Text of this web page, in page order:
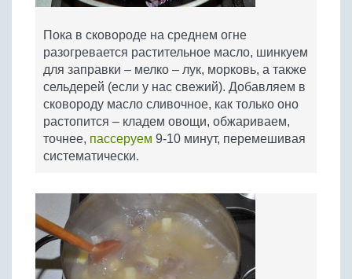
Пока в сковороде на среднем огне
разогревается растительное масло, шинкуем
для заправки – мелко – лук, морковь, а также
сельдерей (если у нас свежий). Добавляем в
сковороду масло сливочное, как только оно
растопится – кладем овощи, обжариваем,
точнее, пассеруем 9-10 минут, перемешивая
систематически.